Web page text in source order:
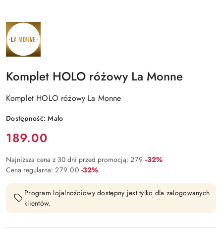
NAZWA
PRODUCENTA:
LA
MONNE
Komplet HOLO różowy La Monne
Komplet HOLO różowy La Monne
Dostępność:Mało
Cena:
189.00
Najniższa cena z 30 dni przed promocją: 279 Rabat:
-32%
Cena regularna: 279.00 Rabat:
-32%
Program lojalnościowy dostępny jest tylko dla zalogowanych
klientów.